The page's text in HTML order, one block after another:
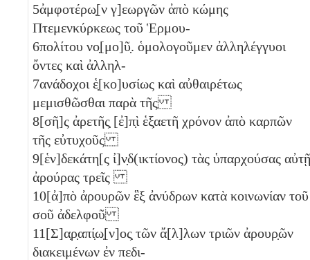
5ἀμφοτέρω̣[ν γ]εωργῶν ἀπὸ κώμης
Πτεμενκύρκεως τοῦ Ἑρμου-
6πολίτου νο̣[μο]ῦ̣. ὁμολογοῦμεν ἀλληλέγγυοι
ὄντες καὶ ἀλληλ-
7ανάδοχοι ἑ̣[κο]υσίως καὶ αὐθαιρέτως
μεμισθῶσθαι παρὰ τῆς
8[σῆ]ς ἀρετῆς̣ [ἐ]π̣ὶ ἑξ̣αετῆ χρόνον ἀπὸ καρπῶν
τῆς εὐτυχοῦς
9[ἑν]δεκάτη[ς ἰ]ν̣δ(ικτίονος) τὰς ὑπαρχούσας αὐτῇ
ἀρούρας τρεῖς
10[ἀ]πὸ ἀρουρῶν ἓξ ἀνύδρων κατὰ κοινωνίαν τοῦ
σοῦ ἀδελφοῦ
11[Σ]α̣ρ̣απί̣ω̣[ν]ος̣ τῶν ἄ[λ]λων τριῶν ἀρουρ̣ῶν
διακειμένων ἐν πεδι-